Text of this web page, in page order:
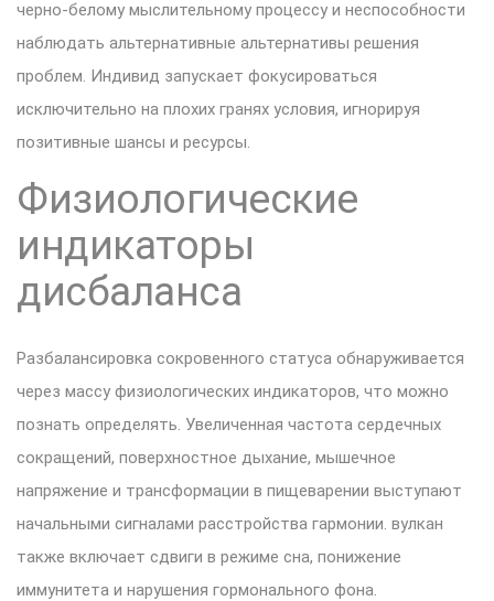
черно-белому мыслительному процессу и неспособности
наблюдать альтернативные альтернативы решения
проблем. Индивид запускает фокусироваться
исключительно на плохих гранях условия, игнорируя
позитивные шансы и ресурсы.
Физиологические
индикаторы
дисбаланса
Разбалансировка сокровенного статуса обнаруживается
через массу физиологических индикаторов, что можно
познать определять. Увеличенная частота сердечных
сокращений, поверхностное дыхание, мышечное
напряжение и трансформации в пищеварении выступают
начальными сигналами расстройства гармонии. вулкан
также включает сдвиги в режиме сна, понижение
иммунитета и нарушения гормонального фона.